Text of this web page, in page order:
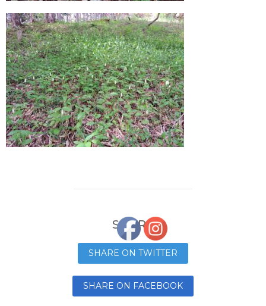
SHARE
SHARE ON TWITTER
SHARE ON FACEBOOK